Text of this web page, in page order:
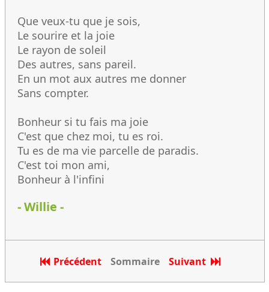
Que veux-tu que je sois,
Le sourire et la joie
Le rayon de soleil
Des autres, sans pareil.
En un mot aux autres me donner
Sans compter.
Bonheur si tu fais ma joie
C'est que chez moi, tu es roi.
Tu es de ma vie parcelle de paradis.
C'est toi mon ami,
Bonheur à l'infini
- Willie -
Précédent Sommaire Suivant